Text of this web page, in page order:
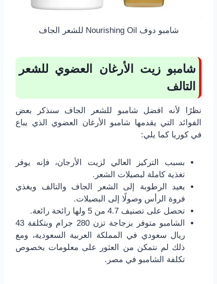
شامبو دوف Nourishing Oil للشعر الجاف
شامبو زيت الأرغان العضوي للشعر
التالف
نظرًا لأنه افضل شامبو للشعر الجاف سنذكر بعض
الفوائد التي يقدمها شامبو الأرغان العضوي الذي يباع
في كوريا كما يلي:
بسبب التركيز العالي لزيت الأرجان، فإنه يوفر
تغذية كاملة لبصيلات الشعر.
يعيد الرطوبة إلى الشعر الجاف والتالف ويغذي
فروة الرأس وصولًا إلى البصيلات.
تحصل على تصنيف 4.7 من 5 ولها رائحة رائعة.
الشامبو متوفر بزجاجة تزن 280 جرام وبتكلفة 43
ريال سعودي في المملكة العربية السعودية، ومع
ذلك لم نتمكن من العثور على معلومات بخصوص
تكلفة الشامبو في مصر.